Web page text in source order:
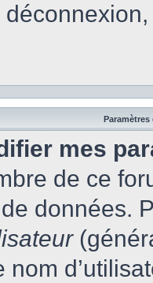
Paramètres
mes
de ce
données.
nom